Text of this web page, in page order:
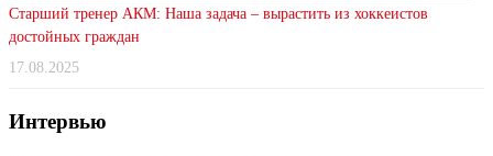
Старший тренер АКМ: Наша задача – вырастить из хоккеистов
достойных граждан
17.08.2025
Интервью